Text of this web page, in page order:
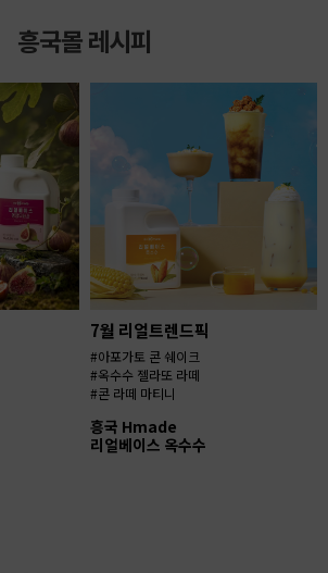
흥국몰 레시피
7월 리얼트렌드픽
#아포가토 콘 쉐이크
#옥수수 젤라또 라떼
#콘 라떼 마티니
흥국 Hmade
리얼베이스 옥수수